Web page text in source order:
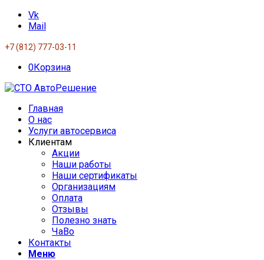
Vk
Mail
+7 (812) 777-03-11
0Корзина
Главная
О нас
Услуги автосервиса
Клиентам
Акции
Наши работы
Наши сертификаты
Организациям
Оплата
Отзывы
Полезно знать
ЧаВо
Контакты
Меню